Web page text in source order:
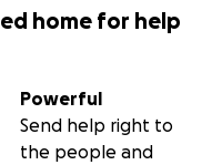
home for help
Powerful
Send help right to
the people and